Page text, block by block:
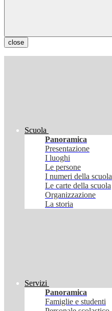
close
Scuola
Panoramica
Presentazione
I luoghi
Le persone
I numeri della scuola
Le carte della scuola
Organizzazione
La storia
Servizi
Panoramica
Famiglie e studenti